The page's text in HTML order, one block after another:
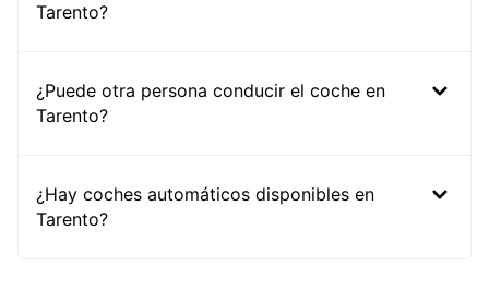
Tarento?
¿Puede otra persona conducir el coche en
Tarento?
¿Hay coches automáticos disponibles en
Tarento?